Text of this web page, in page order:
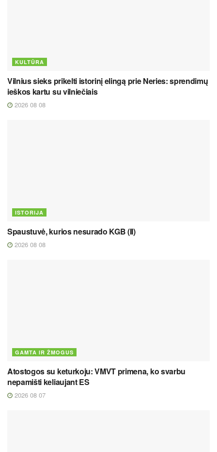
KULTŪRA
Vilnius sieks prikelti istorinį elingą prie Neries: sprendimų
ieškos kartu su vilniečiais
2026 08 08
ISTORIJA
Spaustuvė, kurios nesurado KGB (II)
2026 08 08
GAMTA IR ŽMOGUS
Atostogos su keturkoju: VMVT primena, ko svarbu
nepamišti keliaujant ES
2026 08 07